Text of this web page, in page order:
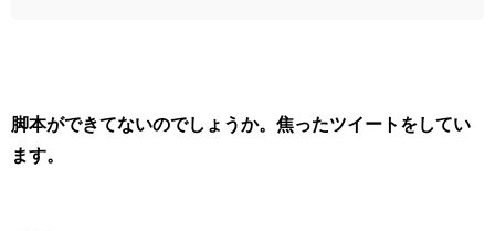
脚本ができてないのでしょうか。焦ったツイートをしてい
ます。